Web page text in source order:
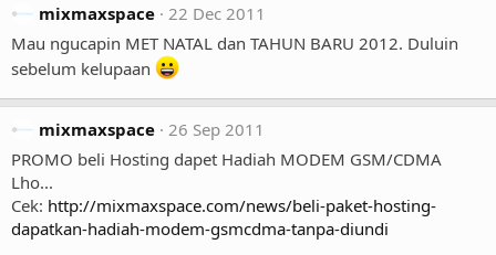
mixmaxspace
22 Dec 2011
Mau ngucapin MET NATAL dan TAHUN BARU 2012. Duluin
sebelum kelupaan
mixmaxspace
26 Sep 2011
PROMO beli Hosting dapet Hadiah MODEM GSM/CDMA
Lho...
Cek: http://mixmaxspace.com/news/beli-paket-hosting-
dapatkan-hadiah-modem-gsmcdma-tanpa-diundi